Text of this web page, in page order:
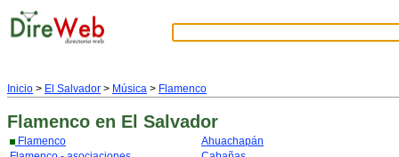
Inicio > El Salvador > Música > Flamenco
Flamenco en El Salvador
Flamenco
Ahuachapán